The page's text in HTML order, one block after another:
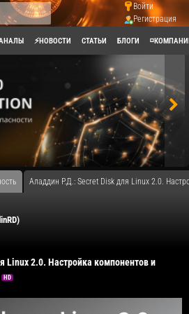
Войти
Регистрация
⚡НОВОСТИ СТАТЬИ БЛОГИ
Аладдин Р.Д.: Secret Disk для Linux 2.0.
Linux 2.0. Настройка компонентов и
HD